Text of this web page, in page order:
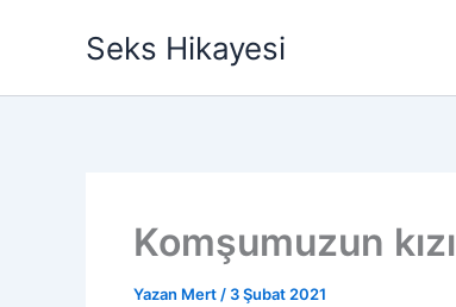
Seks Hikayesi
Komşumuzun kızı
Yazan Mert / 3 Şubat 2021